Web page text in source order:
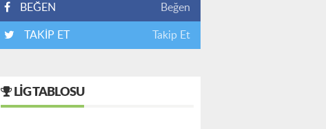
BEĞEN Beğen
TAKİP ET Takip Et
LIG TABLOSU